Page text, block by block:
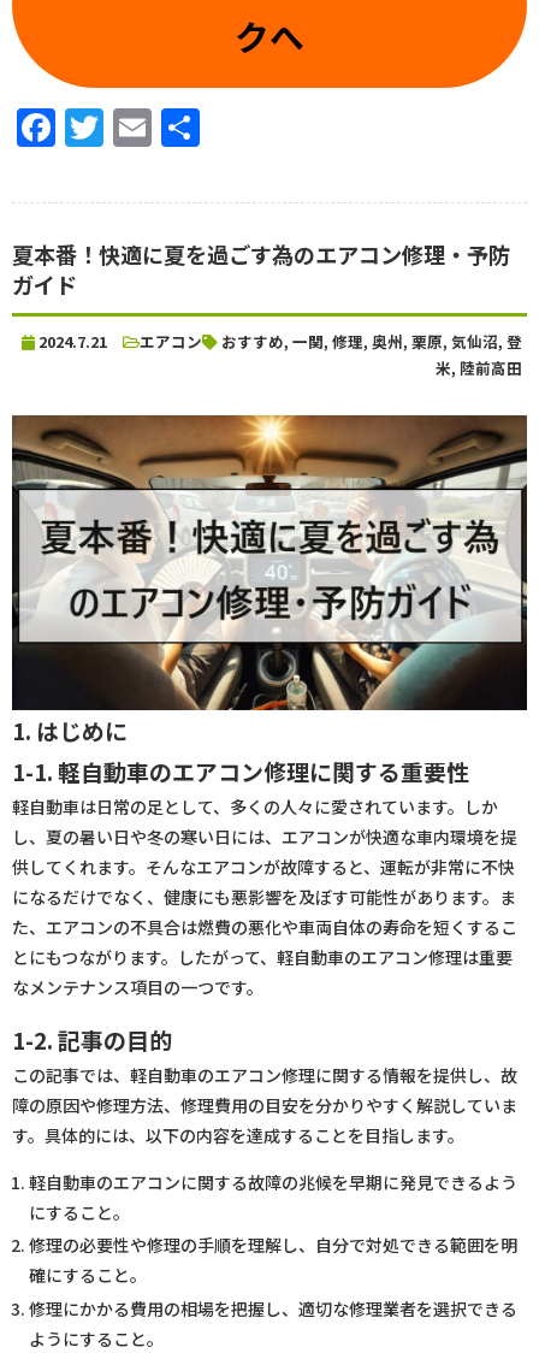
クへ
Facebook
Twitter
Email
夏本番！快適に夏を過ごす為のエアコン修理・予防
ガイド
2024.7.21 エアコン おすすめ, 一関, 修理, 奥州, 栗原, 気仙沼, 登
米, 陸前高田
1. はじめに
1-1. 軽自動車のエアコン修理に関する重要性
軽自動車は日常の足として、多くの人々に愛されています。しか
し、夏の暑い日や冬の寒い日には、エアコンが快適な車内環境を提
供してくれます。そんなエアコンが故障すると、運転が非常に不快
になるだけでなく、健康にも悪影響を及ぼす可能性があります。ま
た、エアコンの不具合は燃費の悪化や車両自体の寿命を短くするこ
とにもつながります。したがって、軽自動車のエアコン修理は重要
なメンテナンス項目の一つです。
1-2. 記事の目的
この記事では、軽自動車のエアコン修理に関する情報を提供し、故
障の原因や修理方法、修理費用の目安を分かりやすく解説していま
す。具体的には、以下の内容を達成することを目指します。
軽自動車のエアコンに関する故障の兆候を早期に発見できるよう
にすること。
修理の必要性や修理の手順を理解し、自分で対処できる範囲を明
確にすること。
修理にかかる費用の相場を把握し、適切な修理業者を選択できる
ようにすること。